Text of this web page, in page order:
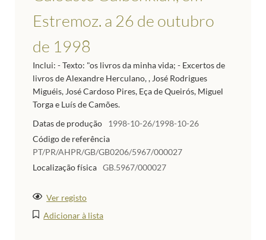
Estremoz. a 26 de outubro
de 1998
Inclui: - Texto: "os livros da minha vida; - Excertos de
livros de Alexandre Herculano, , José Rodrigues
Miguéis, José Cardoso Pires, Eça de Queirós, Miguel
Torga e Luís de Camões.
Datas de produção
1998-10-26/1998-10-26
Código de referência
PT/PR/AHPR/GB/GB0206/5967/000027
Localização física GB.5967/000027
Ver registo
Adicionar à lista